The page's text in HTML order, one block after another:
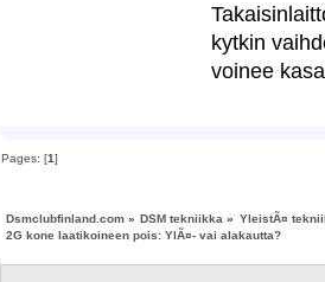
kytkin
voinee
Pages: [1]
Dsmclubfinland.com» DSM tekniikka » YleistÃ¤
2G kone laatikoineen pois: YlÃ¤- vai alakautta?